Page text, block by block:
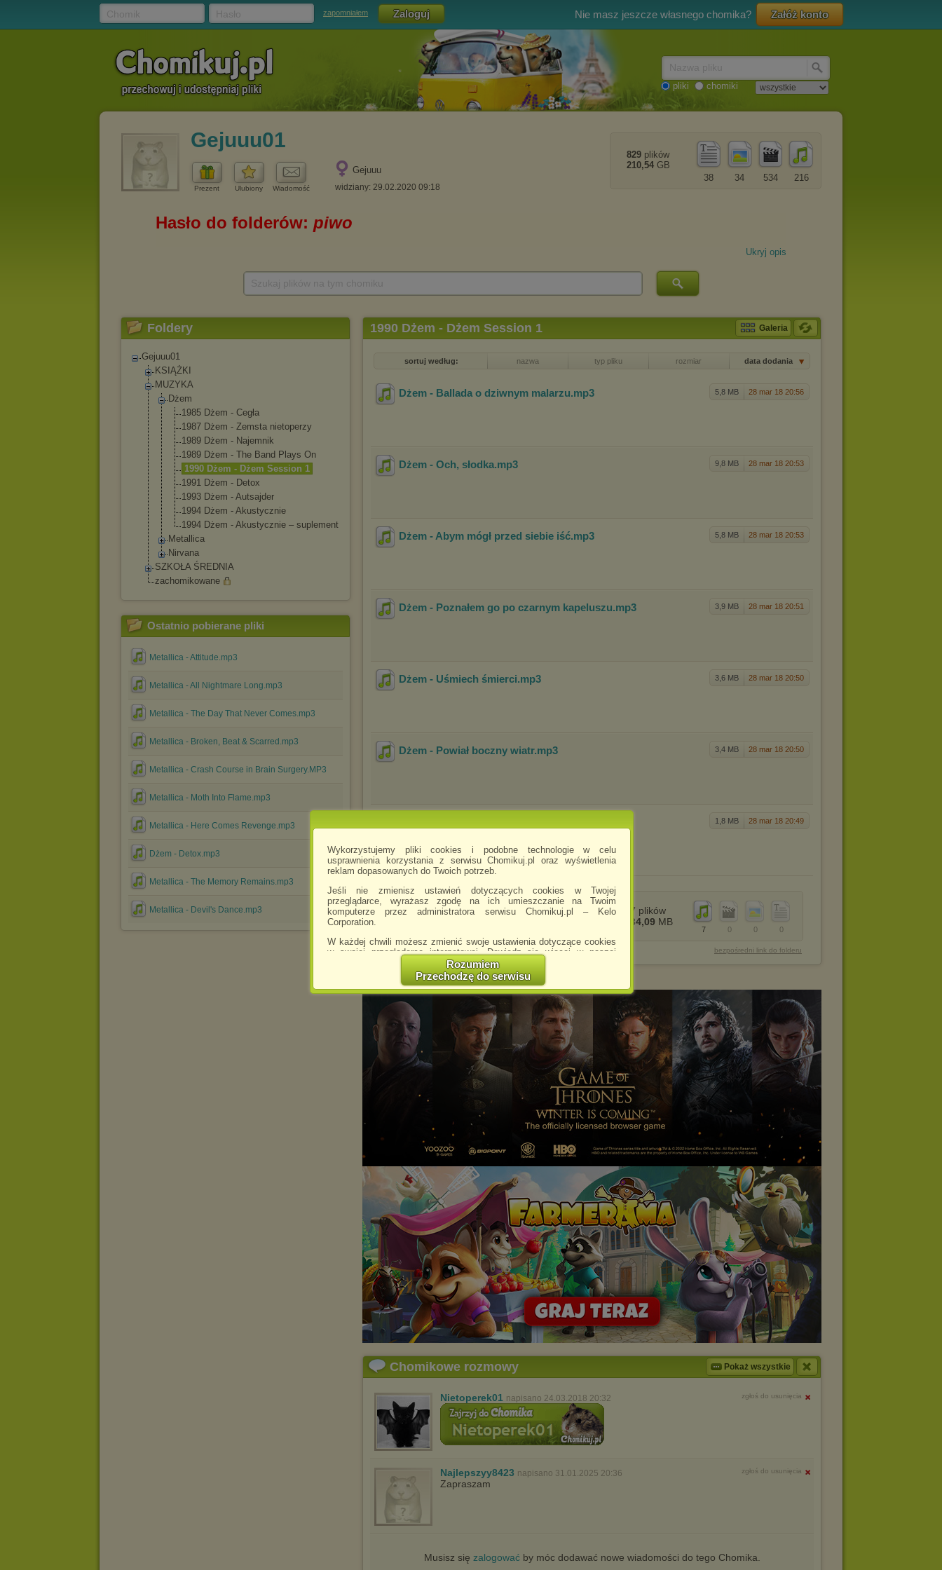
Wykorzystujemy pliki cookies i podobne technologie w celu
usprawnienia korzystania z serwisu Chomikuj.pl oraz wyświetlenia
reklam dopasowanych do Twoich potrzeb.
Jeśli nie zmienisz ustawień dotyczących cookies w Twojej
przeglądarce, wyrażasz zgodę na ich umieszczanie na Twoim
komputerze przez administratora serwisu Chomikuj.pl – Kelo
Corporation.
W każdej chwili możesz zmienić swoje ustawienia dotyczące cookies
w swojej przeglądarce internetowej. Dowiedz się więcej w naszej
http://chomikuj.pl/PolitykaPrywatnosci.aspx
Jednocześnie informujemy że zmiana ustawień przeglądarki może
spowodować ograniczenie korzystania ze strony Chomikuj.pl.
W przypadku braku twojej zgody na akceptację cookies niestety
prosimy o opuszczenie serwisu chomikuj.pl.
Wykorzystanie plików cookiesprzezZaufanych Partnerów
(dostosowanie reklam do Twoich potrzeb, analiza skuteczności działań
marketingowych).
Wyrażenie sprzeciwu spowoduje, że wyświetlana Ci reklama nie
będzie dopasowana do Twoich preferencji, a będzie to reklama
wyświetlona przypadkowo.
Istnieje możliwość zmiany ustawień przeglądarki internetowej w
sposób uniemożliwiający przechowywanie plików cookies na
urządzeniu końcowym. Można również usunąć pliki cookies,
dokonując odpowiednich zmian w ustawieniach przeglądarki
internetowej.
Pełną informację na ten temat znajdziesz pod adresem
http://chomikuj.pl/PolitykaPrywatnosci.aspx.
Rozumiem
Przechodzę do serwisu
zapomniałem Nie masz jeszcze własnego chomika? Załóż konto
pliki chomiki
Gejuuu01
Prezent Ulubiony Wiadomość
Gejuuu
widziany: 29.02.2020 09:18
216
534
34
38
829 plików
210,54 GB
Ukryj opis
Foldery
Gejuuu01
KSIĄŻKI
MUZYKA
Dżem
1985 Dżem - Cegła
1987 Dżem - Zemsta nietoperzy
1989 Dżem - Najemnik
1989 Dżem - The Band Plays On
1990 Dżem - Dżem Session 1
1991 Dżem - Detox
1993 Dżem - Autsajder
1994 Dżem - Akustycznie
1994 Dżem - Akustycznie – suplement
Metallica
Nirvana
SZKOŁA ŚREDNIA
zachomikowane
Ostatnio pobierane pliki
Metallica - Attitude.mp3
Metallica - All Nightmare Long.mp3
Metallica - The Day That Never Comes.mp3
Metallica - Broken, Beat & Scarred.mp3
Metallica - Crash Course in Brain Surgery.MP3
Metallica - Moth Into Flame.mp3
Metallica - Here Comes Revenge.mp3
Dżem - Detox.mp3
Metallica - The Memory Remains.mp3
Metallica - Devil's Dance.mp3
1990 Dżem - Dżem Session 1 Galeria
sortuj według: nazwa typ pliku rozmiar data dodania
5,8 MB 28 mar 18 20:56
Dżem - Ballada o dziwnym malarzu.mp3
9,8 MB 28 mar 18 20:53
Dżem - Och, słodka.mp3
5,8 MB 28 mar 18 20:53
Dżem - Abym mógł przed siebie iść.mp3
3,9 MB 28 mar 18 20:51
Dżem - Poznałem go po czarnym kapeluszu.mp3
3,6 MB 28 mar 18 20:50
Dżem - Uśmiech śmierci.mp3
3,4 MB 28 mar 18 20:50
Dżem - Powiał boczny wiatr.mp3
1,8 MB 28 mar 18 20:49
folder
folder
0
0
0
7
7 plików
34,09 MB
bezpośredni link do folderu
Chomikowe rozmowy Pokaż wszystkie
Nietoperek01 napisano 24.03.2018 20:32 zgłoś do usunięcia
Najlepszyy8423 napisano 31.01.2025 20:36 zgłoś do usunięcia
Zapraszam
Musisz się zalogowaćby móc dodawać nowe wiadomości do tego Chomika.